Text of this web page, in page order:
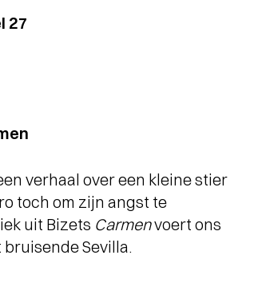
27
verhaal over een kleine stier
toch om zijn angst te
uit Bizets Carmenvoert ons
Sevilla.